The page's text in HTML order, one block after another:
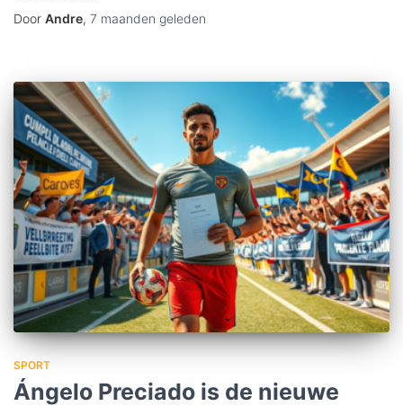
Door Andre, 7 maanden geleden
SPORT
Ángelo Preciado is de nieuwe